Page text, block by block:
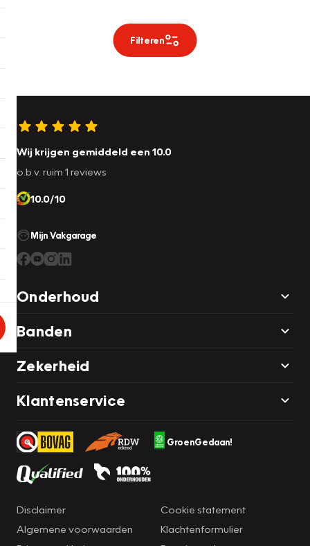
Filteren
Wij krijgen gemiddeld een 10.0
o.b.v. ruim 1 reviews
10.0/10
Mijn Vakgarage
Onderhoud
Banden
Zekerheid
Klantenservice
GroenGedaan!
Disclaimer
Algemene voorwaarden
Cookie statement
Klachtenformulier